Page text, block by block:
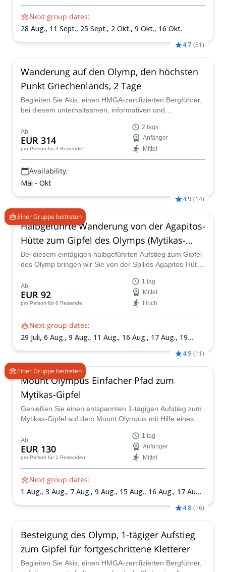
Next group dates:
28 Aug., 11 Sept., 25 Sept., 2 Okt., 9 Okt., 16 Okt.
4.7 (31)
Wanderung auf den Olymp, den höchsten
Punkt Griechenlands, 2 Tage
Begleiten Sie Akis, einen HMGA-zertifizierten Bergführer,
bei diesem unterhaltsamen, informativen und
Griechenland. Erfahren Sie unterwegs mehr über die
Natur, Geschichte und Mythologie dieses ikonischen
griechischen Berges.
Ab
EUR 314
pro Person für 3 Reisende
2 tags
Anfänger
Mittel
Availability:
Mai - Okt
Einer Gruppe beitreten
4.9 (14)
Halbgeführte Wanderung von der Agapitos-
Hütte zum Gipfel des Olymps (Mytikas-
Gipfel)
Bei diesem eintägigen halbgeführten Aufstieg zum Gipfel
des Olymp bringen wir Sie von der Spilios Agapitos-Hütte
Ab
EUR 92
pro Person für 8 Reisende
1 tag
Mittel
Hoch
Next group dates:
29 Juli, 6 Aug., 9 Aug., 11 Aug., 16 Aug., 17 Aug., 19
27 Sept., 29
Sept.,4 Okt.,7 Okt.,11 Okt.,14 Okt.,18 Okt.,21 Okt.,
25 Okt.
Einer Gruppe beitreten
4.9 (11)
Mount Olympus Einfacher Pfad zum
Mytikas-Gipfel
Genießen Sie einen entspannten 1-tägigen Aufstieg zum
Mytikas-Gipfel auf dem Mount Olympus mit Hilfe eines
Ab
EUR 130
pro Person für 1 Reisenden
1 tag
Anfänger
Mittel
Next group dates:
1 Aug., 3 Aug., 7 Aug., 9 Aug., 15 Aug., 16 Aug., 17 Aug.,
13 Sept.,18
Sept.,19 Sept.,20 Sept.,25 Sept.,26 Sept.,27 Sept.,28
Sept.,2 Okt.,3 Okt., 4 Okt.,5 Okt.,9 Okt., 10 Okt.,11
Okt., 16 Okt.,17 Okt., 18 Okt., 22 Okt.,24 Okt.,25 Okt.,
27 Okt.
4.8 (16)
Besteigung des Olymp, 1-tägiger Aufstieg
zum Gipfel für fortgeschrittene Kletterer
Begleiten Sie Akis, einen HMGA-zertifizierten Bergführer,